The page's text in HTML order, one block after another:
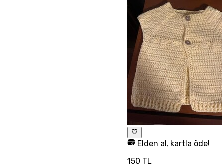
Elden al, kartla öde!
150 TL